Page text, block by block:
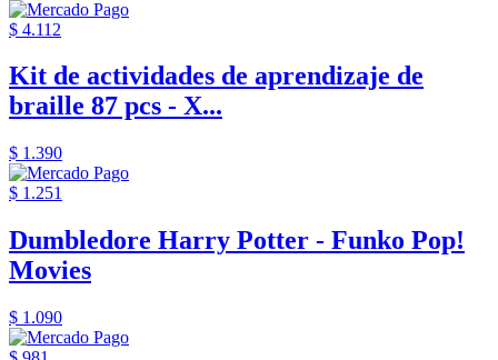
$ 4.112
Kit de actividades de aprendizaje de
braille 87 pcs - X...
$ 1.390
$ 1.251
Dumbledore Harry Potter - Funko Pop!
Movies
$ 1.090